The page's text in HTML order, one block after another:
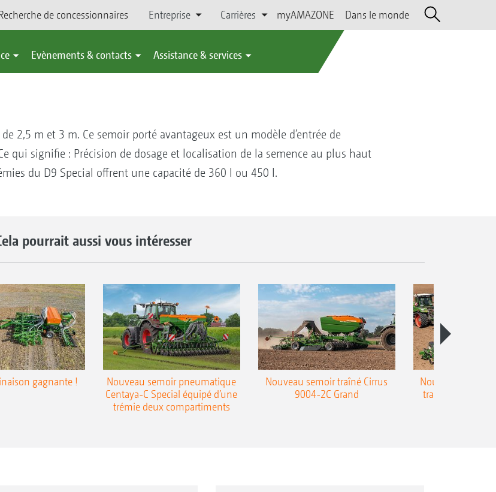
de concessionnaires Entreprise Carrières myAMAZONE Dans le monde
Evènements & contacts Assistance & services
2,5 m et 3 m. Ce semoir porté avantageux est un modèle d’entrée de
qui signifie : Précision de dosage et localisation de la semence au plus haut
du D9 Special offrent une capacité de 360 l ou 450 l.
pourrait aussi vous intéresser
gagnante !
Nouveau semoir pneumatique
Centaya-C Special équipé d’une
trémie deux compartiments
Nouveau semoir traîné Cirrus
9004-2C Grand
Nouveau semoir
traîné Precea-